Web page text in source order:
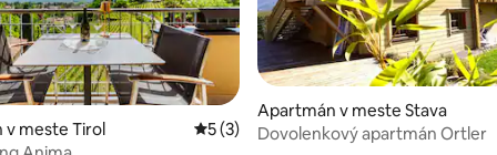
v meste Tirol Priemerné ohodnotenie 5 z 5, počet
5 (3)
Apartmán v meste Stava
Dovolenkový apartmán Ortler